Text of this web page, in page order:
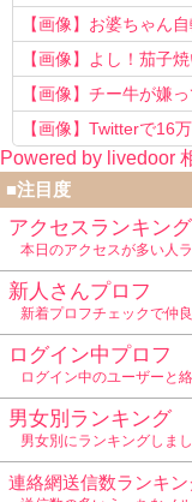
以上転職を重ねてし
【画像】お婆ちゃん
www
【画像】よし！茄子
【画像】チー牛が嫌
確定ｗｗ
【画像】Twitterで16
リで草www
Powered by livedoor
■注目度
アクセスランキング
本日のアクセスが多い人
新人さんプロフ
新着プロフチェックで仲
ログイン中プロフ
ログイン中のユーザーと
男女別ランキング
男女別にランキングしま
連絡網送信数ランキン